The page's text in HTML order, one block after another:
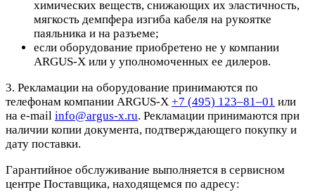
химических веществ, снижающих их эластичность,
мягкость демпфера изгиба кабеля на рукоятке
паяльника и на разъеме;
если оборудование приобретено не у компании
ARGUS-X или у уполномоченных ее дилеров.
3. Рекламации на оборудование принимаются по
телефонам компании ARGUS-X +7 (495) 123–81–01 или
на e-mail info@argus-x.ru. Рекламации принимаются при
наличии копии документа, подтверждающего покупку и
дату поставки.
Гарантийное обслуживание выполняется в сервисном
центре Поставщика, находящемся по адресу: